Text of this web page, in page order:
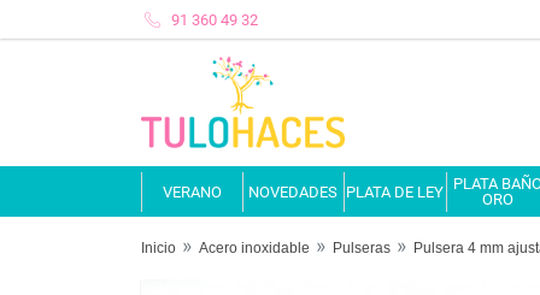
91 360 49 32
VERANO NOVEDADES PLATA DE LEY PLATA
ORO
Inicio Acero inoxidable Pulseras Pulsera 4 mm